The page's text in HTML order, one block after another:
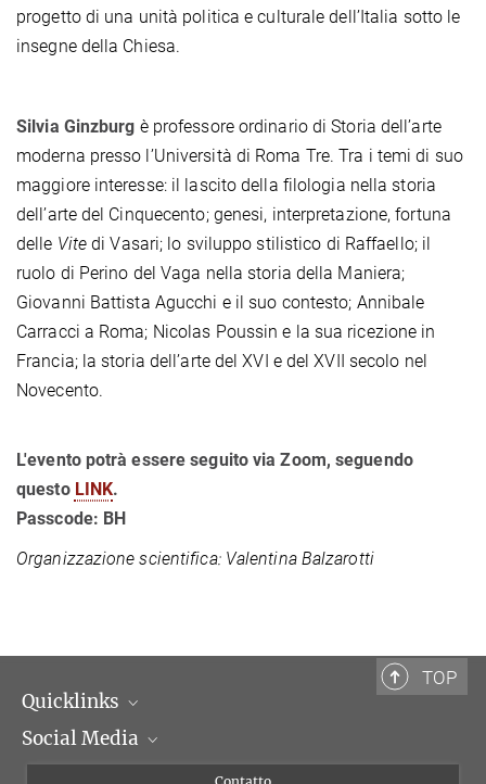
progetto di una unità politica e culturale dell’Italia sotto le
insegne della Chiesa.
Silvia Ginzburg è professore ordinario di Storia dell’arte
moderna presso l’Università di Roma Tre. Tra i temi di suo
maggiore interesse: il lascito della filologia nella storia
dell’arte del Cinquecento; genesi, interpretazione, fortuna
delle Vitedi Vasari; lo sviluppo stilistico di Raffaello; il
ruolo di Perino del Vaga nella storia della Maniera;
Giovanni Battista Agucchi e il suo contesto; Annibale
Carracci a Roma; Nicolas Poussin e la sua ricezione in
Francia; la storia dell’arte del XVI e del XVII secolo nel
Novecento.
L'evento potrà essere seguito via Zoom, seguendo
questo LINK.
Passcode: BH
Organizzazione scientifica: Valentina Balzarotti
TOP
Quicklinks
Dipartimenti di ricerca
Social Media